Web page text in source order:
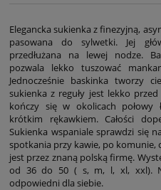
Elegancka sukienka z finezyjną,
pasowana do sylwetki. Jej
przedłużana na lewej nodze.
pozwala lekko tuszować
Jednocześnie baskinka tworzy
sukienka z reguły jest lekko
kończy się w okolicach połowy
krótkim rękawkiem. Całości
Sukienka wspaniale sprawdzi się
spotkania przy kawie, po komunie,
jest przez znaną polską firmę.
od 36 do 50 ( s, m, l, xl, xxl).
odpowiedni dla siebie.